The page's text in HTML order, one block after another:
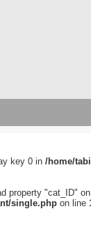
key 0 in /home/
property "cat_ID"
single.php on line